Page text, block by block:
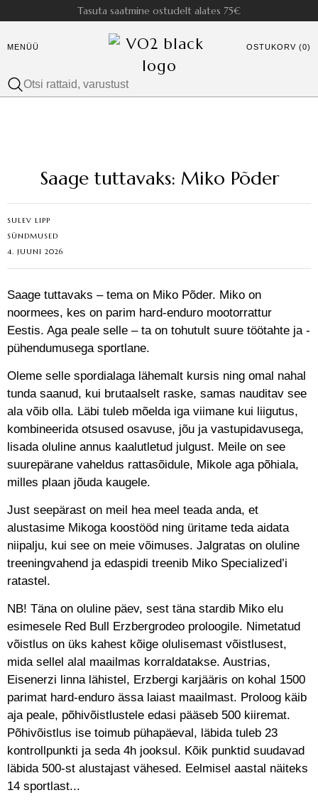
Tasuta saatmine ostudelt alates 75€
MENÜÜ OSTUKORV (0)
Saage tuttavaks: Miko Põder
SULEV LIPP
SÜNDMUSED
4. JUUNI 2026
Saage tuttavaks – tema on Miko Põder. Miko on
noormees, kes on parim hard-enduro mootorrattur
Eestis. Aga peale selle – ta on tohutult suure töötahte ja -
pühendumusega sportlane.
Oleme selle spordialaga lähemalt kursis ning omal nahal
tunda saanud, kui brutaalselt raske, samas nauditav see
ala võib olla. Läbi tuleb mõelda iga viimane kui liigutus,
kombineerida otsused osavuse, jõu ja vastupidavusega,
lisada oluline annus kaalutletud julgust. Meile on see
suurepärane vaheldus rattasõidule, Mikole aga põhiala,
milles plaan jõuda kaugele.
Just seepärast on meil hea meel teada anda, et
alustasime Mikoga koostööd ning üritame teda aidata
niipalju, kui see on meie võimuses. Jalgratas on oluline
treeningvahend ja edaspidi treenib Miko Specialized’i
ratastel.
NB! Täna on oluline päev, sest täna stardib Miko elu
esimesele Red Bull Erzbergrodeo proloogile. Nimetatud
võistlus on üks kahest kõige olulisemast võistlusest,
mida sellel alal maailmas korraldatakse. Austrias,
Eisenerzi linna lähistel, Erzbergi karjääris on kohal 1500
parimat hard-enduro ässa laiast maailmast. Proloog käib
aja peale, põhivõistlustele edasi pääseb 500 kiiremat.
Põhivõistlus ise toimub pühapäeval, läbida tuleb 23
kontrollpunkti ja seda 4h jooksul. Kõik punktid suudavad
läbida 500-st alustajast vähesed. Eelmisel aastal näiteks
14 sportlast...